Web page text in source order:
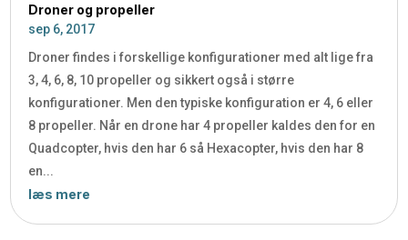
Droner og propeller
sep 6, 2017
Droner findes i forskellige konfigurationer med alt lige fra
3, 4, 6, 8, 10 propeller og sikkert også i større
konfigurationer. Men den typiske konfiguration er 4, 6 eller
8 propeller. Når en drone har 4 propeller kaldes den for en
Quadcopter, hvis den har 6 så Hexacopter, hvis den har 8
en...
læs mere